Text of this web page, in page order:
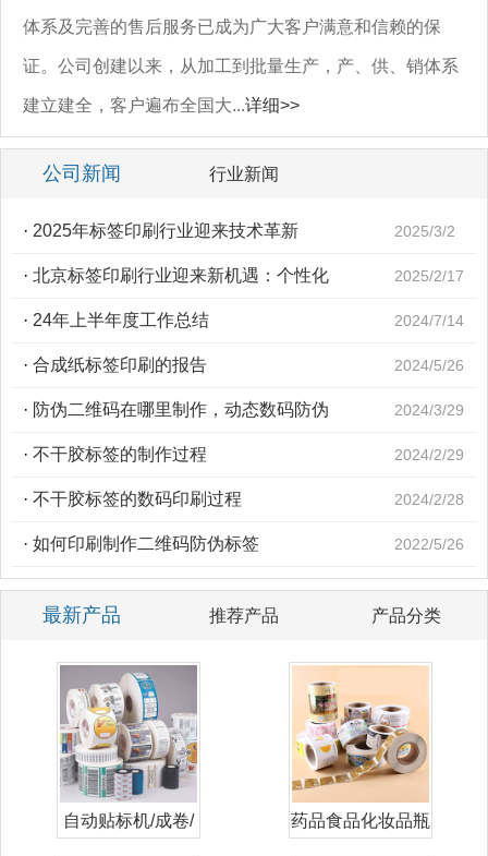
体系及完善的售后服务已成为广大客户满意和信赖的保
证。公司创建以来，从加工到批量生产，产、供、销体系
建立建全，客户遍布全国大...详细>>
公司新闻 行业新闻
· 2025年标签印刷行业迎来技术革新 2025/3/2
· 北京标签印刷行业迎来新机遇：个性化 2025/2/17
· 24年上半年度工作总结 2024/7/14
· 合成纸标签印刷的报告 2024/5/26
· 防伪二维码在哪里制作，动态数码防伪 2024/3/29
· 不干胶标签的制作过程 2024/2/29
· 不干胶标签的数码印刷过程 2024/2/28
· 如何印刷制作二维码防伪标签 2022/5/26
最新产品 推荐产品 产品分类
自动贴标机/成卷/
药品食品化妆品瓶